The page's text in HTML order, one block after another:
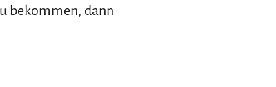
bekommen, dann